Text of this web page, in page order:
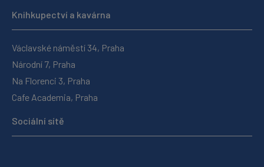
Knihkupectví a kavárna
Václavské náměstí 34, Praha
Národní 7, Praha
Na Florenci 3, Praha
Cafe Academia, Praha
Sociální sítě